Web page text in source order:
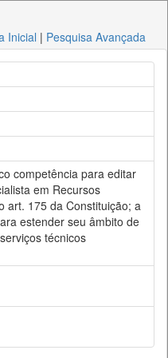
Inicial | Pesquisa Avançada
competência para editar
em Recursos
art. 175 da Constituição; a
estender seu âmbito de
técnicos